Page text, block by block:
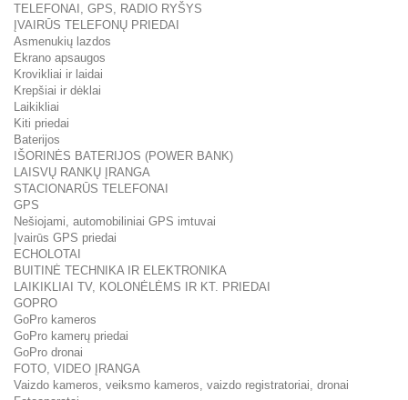
TELEFONAI, GPS, RADIO RYŠYS
ĮVAIRŪS TELEFONŲ PRIEDAI
Asmenukių lazdos
Ekrano apsaugos
Krovikliai ir laidai
Krepšiai ir dėklai
Laikikliai
Kiti priedai
Baterijos
IŠORINĖS BATERIJOS (POWER BANK)
LAISVŲ RANKŲ ĮRANGA
STACIONARŪS TELEFONAI
GPS
Nešiojami, automobiliniai GPS imtuvai
Įvairūs GPS priedai
ECHOLOTAI
BUITINĖ TECHNIKA IR ELEKTRONIKA
LAIKIKLIAI TV, KOLONĖLĖMS IR KT. PRIEDAI
GOPRO
GoPro kameros
GoPro kamerų priedai
GoPro dronai
FOTO, VIDEO ĮRANGA
Vaizdo kameros, veiksmo kameros, vaizdo registratoriai, dronai